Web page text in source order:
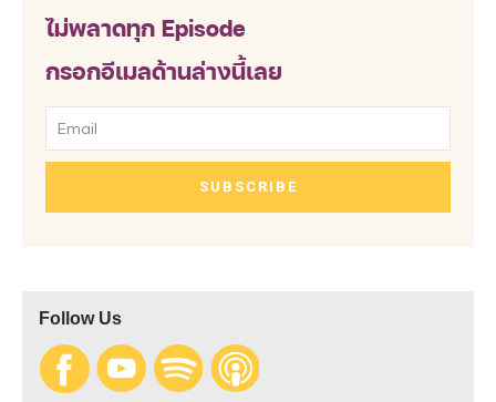
ไม่พลาดทุก Episode
กรอกอีเมลด้านล่างนี้เลย
SUBSCRIBE
Follow Us